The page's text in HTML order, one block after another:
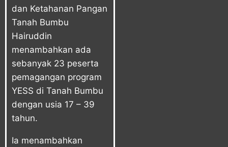
dan Ketahanan Pangan
Tanah Bumbu
Hairuddin
menambahkan ada
sebanyak 23 peserta
pemagangan program
YESS di Tanah Bumbu
dengan usia 17 – 39
tahun.
Ia menambahkan